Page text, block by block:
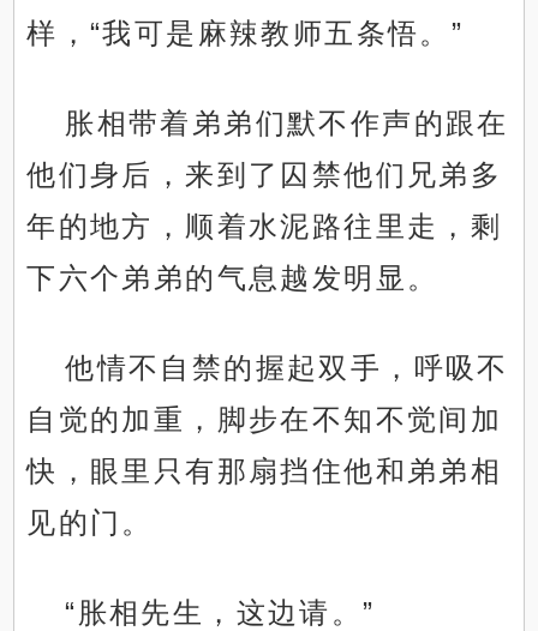
样，“我可是麻辣教师五条悟。”
胀相带着弟弟们默不作声的跟在
他们身后，来到了囚禁他们兄弟多
年的地方，顺着水泥路往里走，剩
下六个弟弟的气息越发明显。
他情不自禁的握起双手，呼吸不
自觉的加重，脚步在不知不觉间加
快，眼里只有那扇挡住他和弟弟相
见的门。
“胀相先生，这边请。”